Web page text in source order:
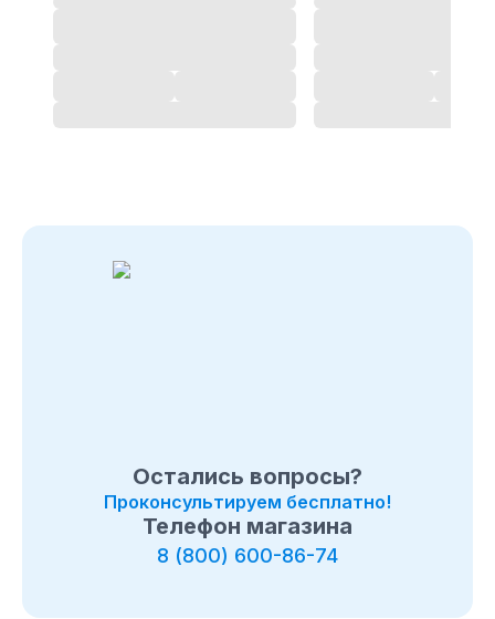
В нашем интернет магазине осуществляется
Остались вопросы?
Проконсультируем бесплатно!
Телефон магазина
8 (800) 600-86-74